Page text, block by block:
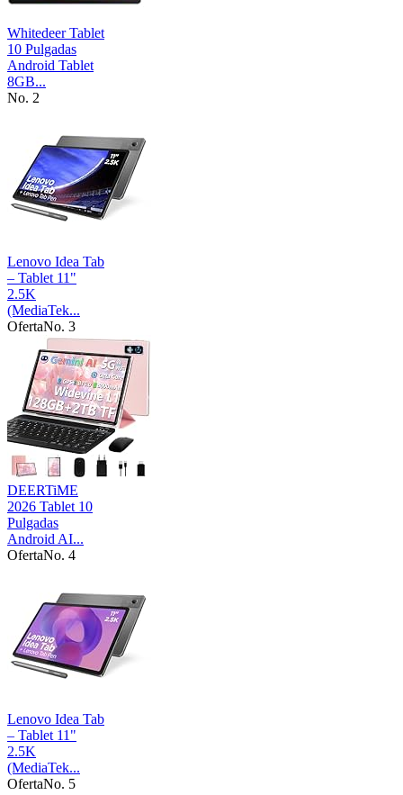
Whitedeer Tablet
10 Pulgadas
Android Tablet
8GB...
No. 2
Lenovo Idea Tab
– Tablet 11"
2.5K
(MediaTek...
OfertaNo. 3
DEERTiME
2026 Tablet 10
Pulgadas
Android AI...
OfertaNo. 4
Lenovo Idea Tab
– Tablet 11"
2.5K
(MediaTek...
OfertaNo. 5